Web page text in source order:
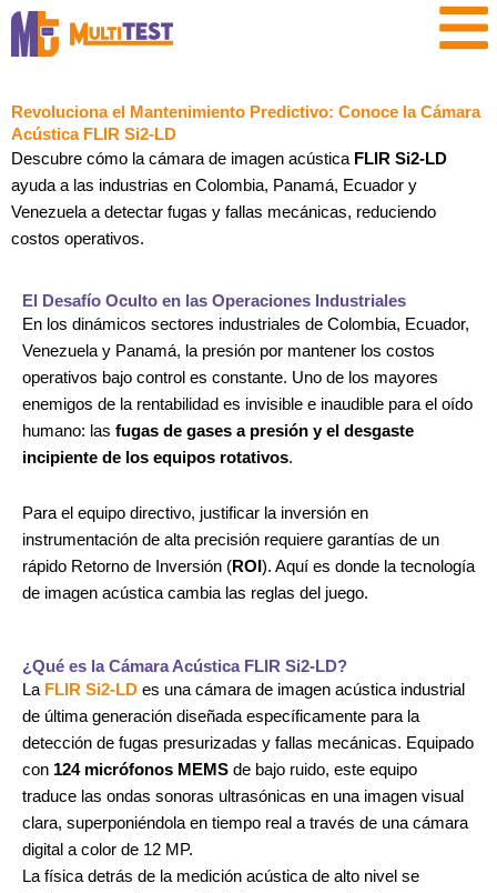
contenido
Revoluciona el Mantenimiento Predictivo: Conoce la Cámara
Acústica FLIR Si2-LD
Descubre cómo la cámara de imagen acústica FLIR Si2-LD
ayuda a las industrias en Colombia, Panamá, Ecuador y
Venezuela a detectar fugas y fallas mecánicas, reduciendo
costos operativos.
El Desafío Oculto en las Operaciones Industriales
En los dinámicos sectores industriales de Colombia, Ecuador,
Venezuela y Panamá, la presión por mantener los costos
operativos bajo control es constante. Uno de los mayores
enemigos de la rentabilidad es invisible e inaudible para el oído
humano: las fugas de gases a presión y el desgaste
incipiente de los equipos rotativos.
Para el equipo directivo, justificar la inversión en
instrumentación de alta precisión requiere garantías de un
rápido Retorno de Inversión (ROI ). Aquí es donde la tecnología
de imagen acústica cambia las reglas del juego.
¿Qué es la Cámara Acústica FLIR Si2-LD?
La FLIR Si2-LD es una cámara de imagen acústica industrial
de última generación diseñada específicamente para la
detección de fugas presurizadas y fallas mecánicas. Equipado
con 124 micrófonos MEMS de bajo ruido, este equipo
traduce las ondas sonoras ultrasónicas en una imagen visual
clara, superponiéndola en tiempo real a través de una cámara
digital a color de 12 MP.
La física detrás de la medición acústica de alto nivel se